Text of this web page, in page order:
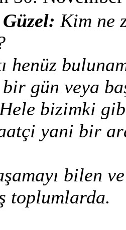
Kim ne
henüz
bir gün veya
bizimki
yani bir
bilen
toplumlarda.